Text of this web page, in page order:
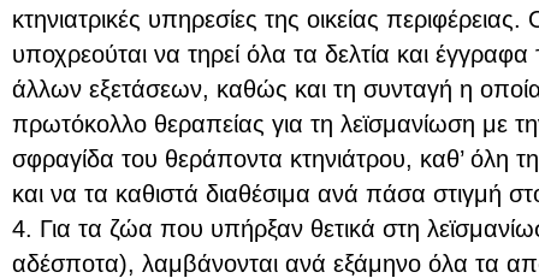
κτηνιατρικές υπηρεσίες της οικείας περιφέρειας.
υποχρεούται να τηρεί όλα τα δελτία και
άλλων εξετάσεων, καθώς και τη συνταγή η
πρωτόκολλο θεραπείας για τη λεϊσμανίωση με
σφραγίδα του θεράποντα κτηνιάτρου, καθ’ όλη
και να τα καθιστά διαθέσιμα ανά πάσα στιγμή
4. Για τα ζώα που υπήρξαν θετικά στη
αδέσποτα), λαμβάνονται ανά εξάμηνο όλα τα